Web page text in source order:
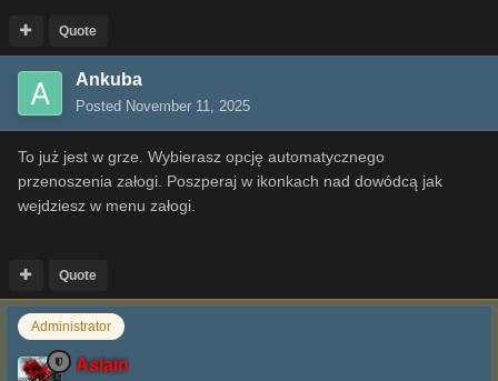
Quote
Ankuba
Posted November 11, 2025
To już jest w grze. Wybierasz opcję automatycznego
przenoszenia załogi. Poszperaj w ikonkach nad dowódcą jak
wejdziesz w menu załogi.
Quote
Administrator
Aslain